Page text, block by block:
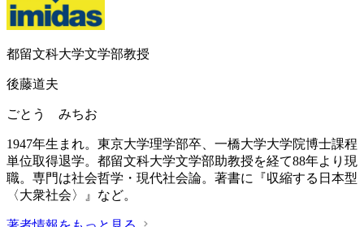
都留文科大学文学部教授
後藤道夫
ごとう みちお
1947年生まれ。東京大学理学部卒、一橋大学大学院博士課程
単位取得退学。都留文科大学文学部助教授を経て88年より現
職。専門は社会哲学・現代社会論。著書に『収縮する日本型
〈大衆社会〉』など。